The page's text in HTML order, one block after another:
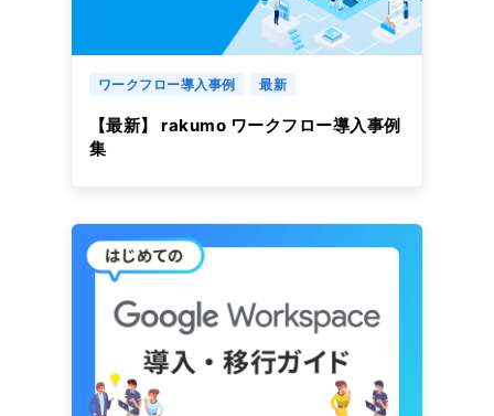
ワークフロー導入事例 最新
【最新】 rakumo ワークフロー導入事例
集